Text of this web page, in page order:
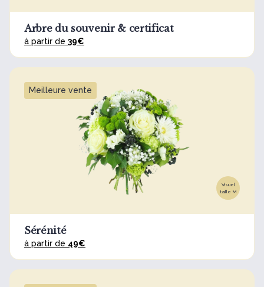
Arbre du souvenir & certificat
à partir de 39€
Meilleure vente
Visuel
taille M
Sérénité
à partir de 49€